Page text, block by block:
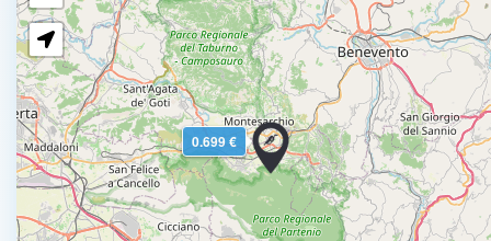
0.699 €